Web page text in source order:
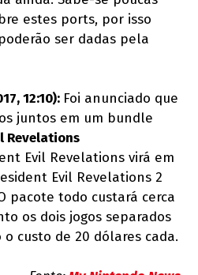
estes ports, por isso
ser dadas pela
12:10): Foi anunciado que
juntos em um bundle
Revelations
Evil Revelations virá em
Evil Revelations 2
pacote todo custará cerca
os dois jogos separados
custo de 20 dólares cada.